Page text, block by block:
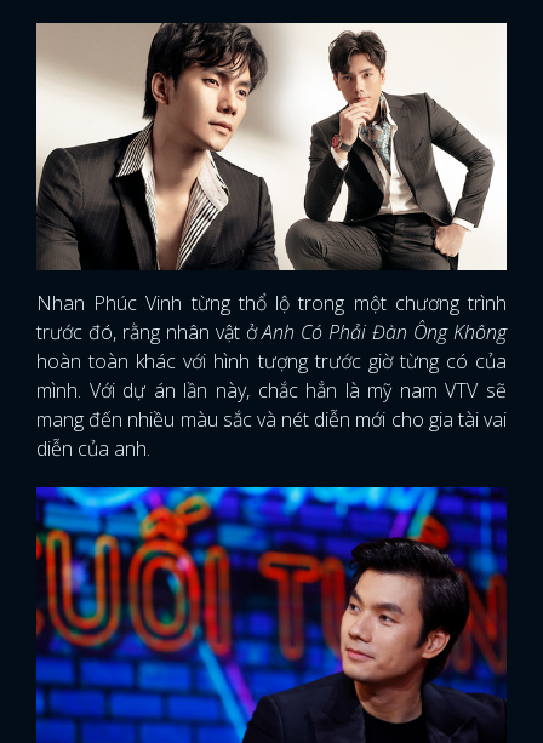
Nhan Phúc Vinh từng thổ lộ trong một chương trình
trước đó, rằng nhân vật ởAnh Có Phải Đàn Ông Không
hoàn toàn khác với hình tượng trước giờ từng có của
mình. Với dự án lần này, chắc hẳn là mỹ nam VTV sẽ
mang đến nhiều màu sắc và nét diễn mới cho gia tài vai
diễn của anh.